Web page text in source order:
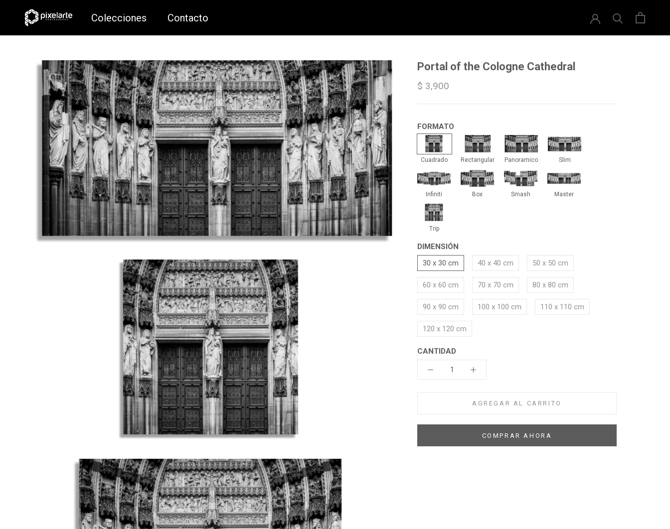
Colecciones
Contacto
Portal of the Cologne Cathedral
$ 3,900
FORMATO
Cuadrado
Cuadrado
Rectangular
Rectangular
Panoramico
Panoramico
Slim
Slim
Infiniti
Infiniti
Box
Box
Smash
Smash
Master
Master
Trip
Trip
DIMENSIÓN
30 x 30 cm
40 x 40 cm 50 x 50 cm
60 x 60 cm 70 x 70 cm 80 x 80 cm
90 x 90 cm 100 x 100 cm 110 x 110 cm
120 x 120 cm
CANTIDAD
AGREGAR AL CARRITO
COMPRAR AHORA